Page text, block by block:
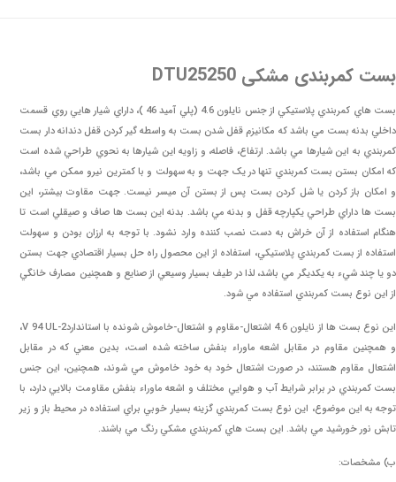
بست کمربندی مشکی DTU25250
بست هاي کمربندي پلاستيکي از جنس نايلون 4.6 (پلي آميد 46 )، داراي شيار هايي روي قسمت
داخلي بدنه بست مي باشد که مکانيزم قفل شدن بست به واسطه گير کردن قفل دندانه دار بست
کمربندي به اين شيارها مي باشد. ارتفاع، فاصله، و زاويه اين شيارها به نحوي طراحي شده است
که امکان بستن بست کمربندي تنها در يک جهت و به سهولت و با کمترين نيرو ممکن مي باشد،
و امکان باز کردن يا شل کردن بست پس از بستن آن ميسر نيست. جهت مقاوت بيشتر، اين
بست ها داراي طراحي يکپارچه قفل و بدنه مي باشد. بدنه اين بست ها صاف و صيقلي است تا
هنگام استفاده از آن خراش به دست نصب کننده وارد نشود. با توجه به ارزان بودن و سهولت
استفاده از بست کمربندي پلاستيکي، استفاده از اين محصول راه حل بسيار اقتصادي جهت بستن
دو يا چند شيء به يکديگر مي باشد، لذا در طيف بسيار وسيعي از صنايع و همچنين مصارف خانگي
از اين نوع بست کمربندي استفاده مي شود.
اين نوع بست ها از نايلون 4.6 اشتعال-مقاوم و اشتعال-خاموش شونده با استاندارد2-V 94 UL،
و همچنين مقاوم در مقابل اشعه ماوراء بنفش ساخته شده است، بدين معني که در مقابل
اشتعال مقاوم هستند، در صورت اشتعال خود به خود خاموش مي شوند، همچنين، اين جنس
بست کمربندي در برابر شرايط آب و هوايي مختلف و اشعه ماوراء بنفش مقاومت بالايي دارد، با
توجه به اين موضوع، اين نوع بست کمربندي گزينه بسيار خوبي براي استفاده در محيط باز و زير
تابش نور خورشيد مي باشد. اين بست هاي کمربندي مشکي رنگ مي باشند.
ب) مشخصات: